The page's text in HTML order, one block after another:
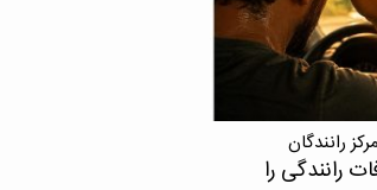
رانندگان
رانندگی را